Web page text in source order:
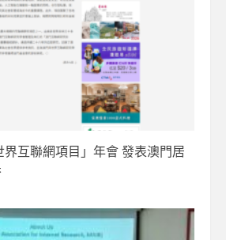
互聯網項目」年會 發表澳門居